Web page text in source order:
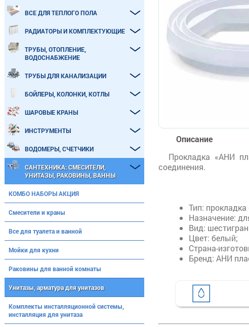
Описание
Прокладка «АНИ
соединения.
Тип: прокладка
Назначение:
Вид:
Цвет: белый;
Страна-
Бренд: АНИ
ВСЕ ДЛЯ ТЕПЛОГО ПОЛА
РАДИАТОРЫ И КОМПЛЕКТУЮЩИЕ
ТРУБЫ, ОТОПЛЕНИЕ,
ВОДОСНАБЖЕНИЕ
ТРУБЫ ДЛЯ КАНАЛИЗАЦИИ
БОЙЛЕРЫ, КОЛОНКИ, КОТЛЫ
ШАРОВЫЕ КРАНЫ
ИНСТРУМЕНТЫ
ВОДОМЕРЫ, СЧЕТЧИКИ
САНТЕХНИКА: СМЕСИТЕЛИ,
УНИТАЗЫ, РАКОВИНЫ, ВАННЫ
КОМБО НАБОРЫ АКЦИЯ
Смесители и краны
Все для туалета и ванной
Мойки для кухни
Раковины для ванной комнаты
Унитазы, арматура для унитазов
Комплекты инсталляционной системы,
инсталляция для унитаза